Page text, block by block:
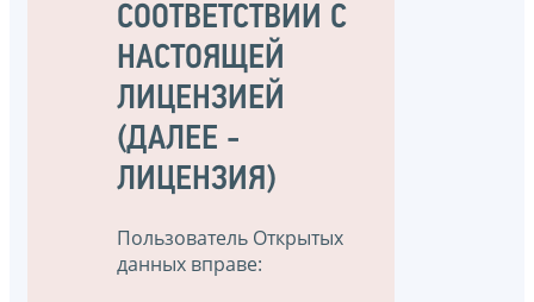
СООТВЕТСТВИИ С
НАСТОЯЩЕЙ
ЛИЦЕНЗИЕЙ
(ДАЛЕЕ -
ЛИЦЕНЗИЯ)
Пользователь Открытых
данных вправе: